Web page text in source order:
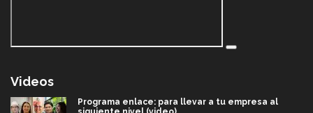
Videos
Programa enlace: para llevar a tu empresa al